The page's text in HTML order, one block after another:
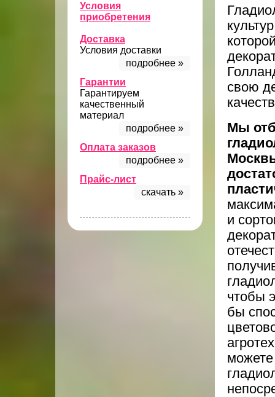
Условия
приобретения
Доставка
Условия доставки
подробнее »
Гарантии
Гарантируем
качественный
материал
подробнее »
Оплата заказов
подробнее »
Прайс-лист
скачать »
свою
Мы
и
чтобы
бы